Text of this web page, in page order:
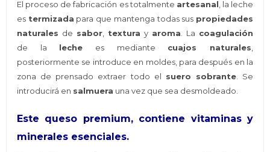
El proceso de fabricación es totalmente artesanal, la leche
es termizada para que mantenga todas sus propiedades
naturales de sabor, textura y aroma. La coagulación
de la leche es mediante cuajos naturales,
posteriormente se introduce en moldes, para después en la
zona de prensado extraer todo el suero sobrante. Se
introducirá en salmuera una vez que sea desmoldeado.
Este queso premium, contiene vitaminas y
minerales esenciales.